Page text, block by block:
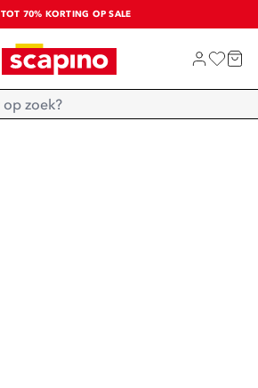
TOT 70% KORTING OP SALE
SALE: LAATSTE KANS!
SHOP NIEUW
Home